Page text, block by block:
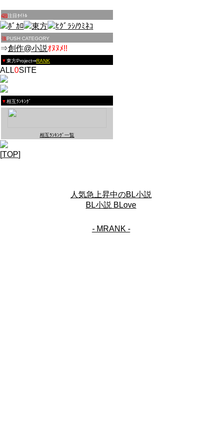
注目ﾀｲﾄﾙ
ﾎﾞｶﾛ 東方 ﾋｸﾞﾗｼ/ｳﾐﾈｺ
強PUSH CATEGORY
⇒創作@小説ｵﾇﾇﾒ!!
▼東方Project⇒RANK
ALL0SITE
▼相互ﾗﾝｷﾝｸﾞ
相互ﾗﾝｷﾝｸﾞ一覧
[TOP]
人気急上昇中のBL小説
BL小説 BLove
- MRANK -